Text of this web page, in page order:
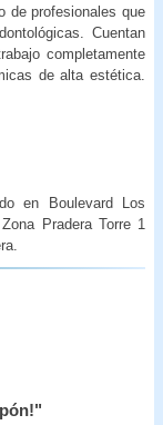
de profesionales que
Cuentan
completamente
de alta estética.
en Boulevard Los
Pradera Torre 1